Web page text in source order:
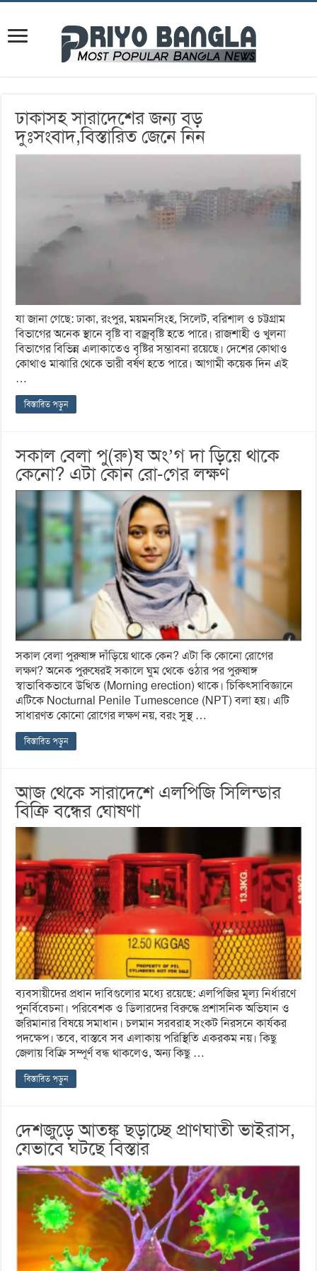
ঢাকাসহ সারাদেশের জন্য বড়
দুঃসংবাদ,বিস্তারিত জেনে নিন
যা জানা গেছে: ঢাকা, রংপুর, ময়মনসিংহ, সিলেট, বরিশাল ও চট্টগ্রাম
বিভাগের অনেক স্থানে বৃষ্টি বা বজ্রবৃষ্টি হতে পারে। রাজশাহী ও খুলনা
বিভাগের বিভিন্ন এলাকাতেও বৃষ্টির সম্ভাবনা রয়েছে। দেশের কোথাও
কোথাও মাঝারি থেকে ভারী বর্ষণ হতে পারে। আগামী কয়েক দিন এই
…
বিস্তারিত পড়ুন
সকাল বেলা পু(রু)ষ অং’গ দা ড়িয়ে থাকে
কেনো? এটা কোন রো-গের লক্ষণ
সকাল বেলা পুরুষাঙ্গ দাঁড়িয়ে থাকে কেন? এটা কি কোনো রোগের
লক্ষণ? অনেক পুরুষেরই সকালে ঘুম থেকে ওঠার পর পুরুষাঙ্গ
স্বাভাবিকভাবে উত্থিত (Morning erection) থাকে। চিকিৎসাবিজ্ঞানে
এটিকে Nocturnal Penile Tumescence (NPT) বলা হয়। এটি
সাধারণত কোনো রোগের লক্ষণ নয়, বরং সুস্থ …
বিস্তারিত পড়ুন
আজ থেকে সারাদেশে এলপিজি সিলিন্ডার
বিক্রি বন্ধের ঘোষণা
ব্যবসায়ীদের প্রধান দাবিগুলোর মধ্যে রয়েছে: এলপিজির মূল্য নির্ধারণে
পুনর্বিবেচনা। পরিবেশক ও ডিলারদের বিরুদ্ধে প্রশাসনিক অভিযান ও
জরিমানার বিষয়ে সমাধান। চলমান সরবরাহ সংকট নিরসনে কার্যকর
পদক্ষেপ। তবে, বাস্তবে সব এলাকায় পরিস্থিতি একরকম নয়। কিছু
জেলায় বিক্রি সম্পূর্ণ বন্ধ থাকলেও, অন্য কিছু …
বিস্তারিত পড়ুন
দেশজুড়ে আতঙ্ক ছড়াচ্ছে প্রাণঘাতী ভাইরাস,
যেভাবে ঘটছে বিস্তার